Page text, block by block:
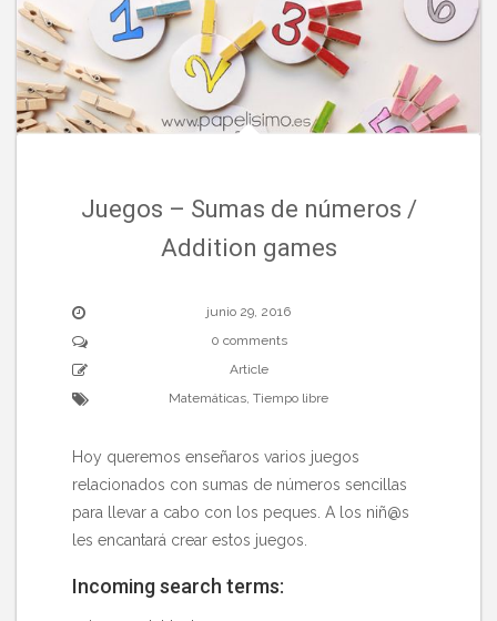
Juegos – Sumas de números /
Addition games
junio 29, 2016
0 comments
Article
Matemáticas, Tiempo libre
Hoy queremos enseñaros varios juegos
relacionados con sumas de números sencillas
para llevar a cabo con los peques. A los niñ@s
les encantará crear estos juegos.
Incoming search terms: